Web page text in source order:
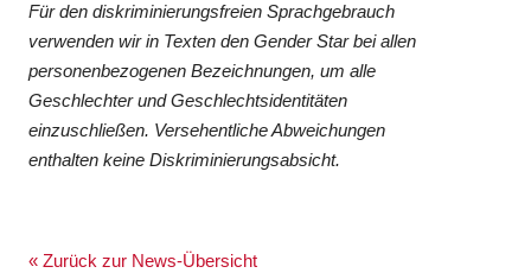
Für den diskriminierungsfreien Sprachgebrauch
verwenden wir in Texten den Gender Star bei allen
personenbezogenen Bezeichnungen, um alle
Geschlechter und Geschlechtsidentitäten
einzuschließen. Versehentliche Abweichungen
enthalten keine Diskriminierungsabsicht.
« Zurück zur News-Übersicht